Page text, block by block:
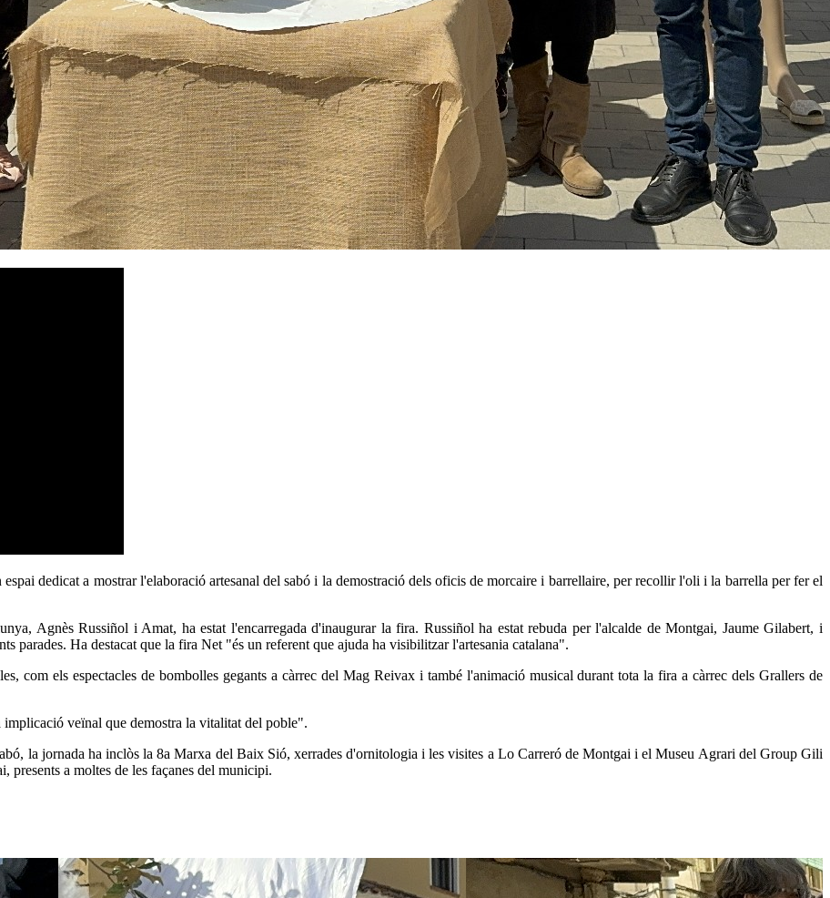
dedicat a mostrar l'elaboració artesanal del sabó i la demostració dels oficis de morcaire i barrellaire, per recollir l'oli i la barrella per fer el
Agnès Russiñol i Amat, ha estat l'encarregada d'inaugurar la fira. Russiñol ha estat rebuda per l'alcalde de Montgai, Jaume Gilabert, i
parades. Ha destacat que la fira Net "és un referent que ajuda ha visibilitzar l'artesania catalana".
com els espectacles de bombolles gegants a càrrec del Mag Reivax i també l'animació musical durant tota la fira a càrrec dels Grallers de
veïnal que demostra la vitalitat del poble".
la jornada ha inclòs la 8a Marxa del Baix Sió, xerrades d'ornitologia i les visites a Lo Carreró de Montgai i el Museu Agrari del Group Gili
presents a moltes de les façanes del municipi.